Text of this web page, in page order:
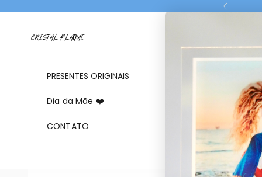
Anterior
PRESENTES ORIGINAIS
Dia da Mãe ❤️
CONTATO